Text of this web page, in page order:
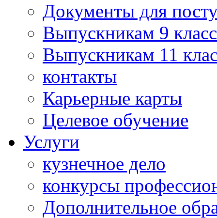
Документы для
Выпускникам 9
Выпускникам 11
контакты
Карьерные карты
Целевое обучение
Услуги
кузнечное дело
конкурсы
Дополнительное